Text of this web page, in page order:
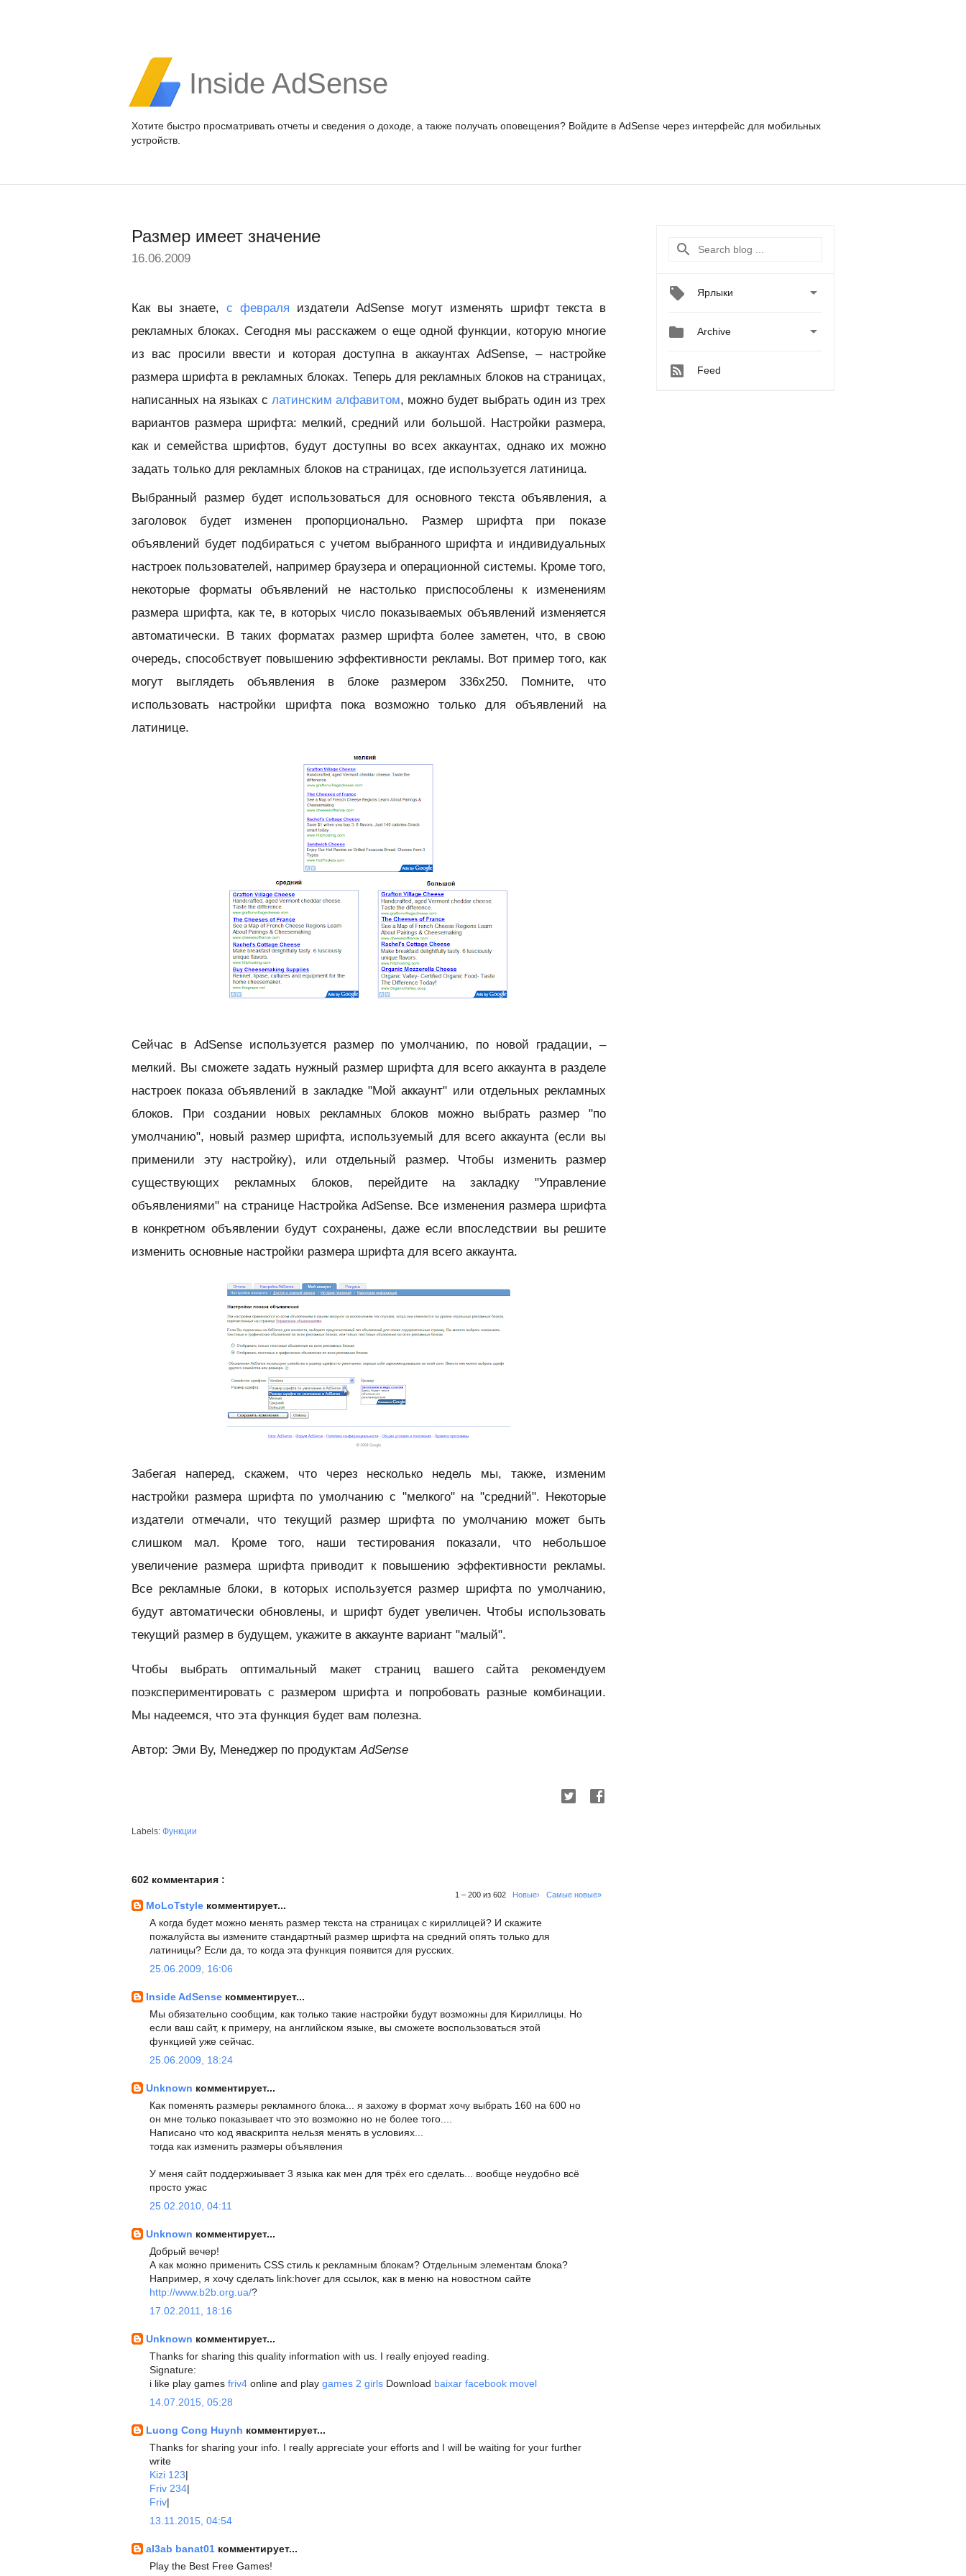
Inside AdSense
Хотите быстро просматривать отчеты и сведения о доходе, а также получать оповещения? Войдите в AdSense через интерфейс для мобильных
устройств.
Размер имеет значение
16.06.2009
Как вы знаете,с февраля издатели AdSense могут изменять шрифт текста в
рекламных блоках. Сегодня мы расскажем о еще одной функции, которую многие
из вас просили ввести и которая доступна в аккаунтах AdSense, – настройке
размера шрифта в рекламных блоках. Теперь для рекламных блоков на страницах,
написанных на языках с латинским алфавитом, можно будет выбрать один из трех
вариантов размера шрифта: мелкий, средний или большой. Настройки размера,
как и семейства шрифтов, будут доступны во всех аккаунтах, однако их можно
задать только для рекламных блоков на страницах, где используется латиница.
Выбранный размер будет использоваться для основного текста объявления, а
заголовок будет изменен пропорционально. Размер шрифта при показе
объявлений будет подбираться с учетом выбранного шрифта и индивидуальных
настроек пользователей, например браузера и операционной системы. Кроме того,
некоторые форматы объявлений не настолько приспособлены к изменениям
размера шрифта, как те, в которых число показываемых объявлений изменяется
автоматически. В таких форматах размер шрифта более заметен, что, в свою
очередь, способствует повышению эффективности рекламы. Вот пример того, как
могут выглядеть объявления в блоке размером336x250. Помните, что
использовать настройки шрифта пока возможно только для объявлений на
латинице.
Сейчас в AdSense используется размер по умолчанию, по новой градации, –
мелкий. Вы сможете задать нужный размер шрифта для всего аккаунта в разделе
настроек показа объявлений в закладке "Мой аккаунт" или отдельных рекламных
блоков. При создании новых рекламных блоков можно выбрать размер "по
умолчанию", новый размер шрифта, используемый для всего аккаунта (если вы
применили эту настройку), или отдельный размер. Чтобы изменить размер
существующих рекламных блоков, перейдите на закладку "Управление
объявлениями" на странице Настройка AdSense. Все изменения размера шрифта
в конкретном объявлении будут сохранены, даже если впоследствии вы решите
изменить основные настройки размера шрифта для всего аккаунта.
Забегая наперед, скажем, что через несколько недель мы, также, изменим
настройки размера шрифта по умолчанию с "мелкого" на "средний". Некоторые
издатели отмечали, что текущий размер шрифта по умолчанию может быть
слишком мал. Кроме того, наши тестирования показали, что небольшое
увеличение размера шрифта приводит к повышению эффективности рекламы.
Все рекламные блоки, в которых используется размер шрифта по умолчанию,
будут автоматически обновлены, и шрифт будет увеличен. Чтобы использовать
текущий размер в будущем, укажите в аккаунте вариант "малый".
Чтобы выбрать оптимальный макет страниц вашего сайта рекомендуем
поэкспериментировать с размером шрифта и попробовать разные комбинации.
Мы надеемся, что эта функция будет вам полезна.
Автор: Эми Ву, Менеджер по продуктам AdSense
Labels: Функции
602 комментария :
1 – 200 из 602 Новые› Самые новые»
MoLoTstyle комментирует...
А когда будет можно менять размер текста на страницах с кириллицей? И скажите
пожалуйста вы измените стандартный размер шрифта на средний опять только для
латиницы? Если да, то когда эта функция появится для русских.
25.06.2009, 16:06
Inside AdSense комментирует...
Мы обязательно сообщим, как только такие настройки будут возможны для Кириллицы. Но
если ваш сайт, к примеру, на английском языке, вы сможете воспользоваться этой
функцией уже сейчас.
25.06.2009, 18:24
Unknown комментирует...
Как поменять размеры рекламного блока... я захожу в формат хочу выбрать 160 на 600 но
он мне только показывает что это возможно но не более того....
Написано что код яваскрипта нельзя менять в условиях...
тогда как изменить размеры объявления
У меня сайт поддержиывает 3 языка как мен для трёх его сделать... вообще неудобно всё
просто ужас
25.02.2010, 04:11
Unknown комментирует...
Добрый вечер!
А как можно применить CSS стиль к рекламным блокам? Отдельным элементам блока?
Например, я хочу сделать link:hover для ссылок, как в меню на новостном сайте
http://www.b2b.org.ua/?
17.02.2011, 18:16
Unknown комментирует...
Thanks for sharing this quality information with us. I really enjoyed reading.
Signature:
i like play games friv4 online and play games 2 girls Download baixar facebook movel
14.07.2015, 05:28
Luong Cong Huynh комментирует...
Thanks for sharing your info. I really appreciate your efforts and I will be waiting for your further
write
Kizi 123|
Friv 234|
Friv|
13.11.2015, 04:54
al3ab banat01 комментирует...
Play the Best Free Games!
Ярлыки 
 Archive 
Feed